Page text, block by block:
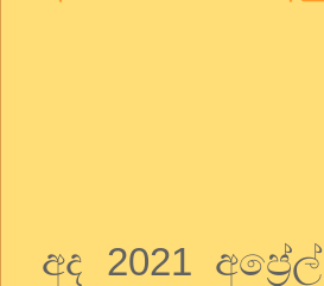
අද 2021 අප්‍රේල්